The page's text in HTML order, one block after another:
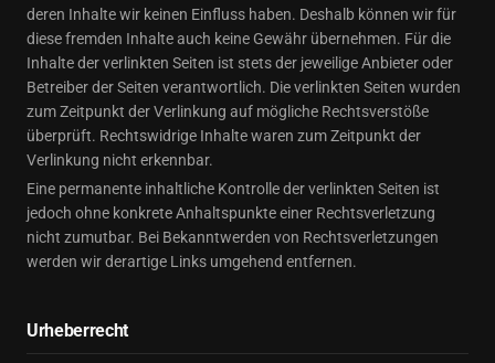
deren Inhalte wir keinen Einfluss haben. Deshalb können wir für
diese fremden Inhalte auch keine Gewähr übernehmen. Für die
Inhalte der verlinkten Seiten ist stets der jeweilige Anbieter oder
Betreiber der Seiten verantwortlich. Die verlinkten Seiten wurden
zum Zeitpunkt der Verlinkung auf mögliche Rechtsverstöße
überprüft. Rechtswidrige Inhalte waren zum Zeitpunkt der
Verlinkung nicht erkennbar.
Eine permanente inhaltliche Kontrolle der verlinkten Seiten ist
jedoch ohne konkrete Anhaltspunkte einer Rechtsverletzung
nicht zumutbar. Bei Bekanntwerden von Rechtsverletzungen
werden wir derartige Links umgehend entfernen.
Urheberrecht